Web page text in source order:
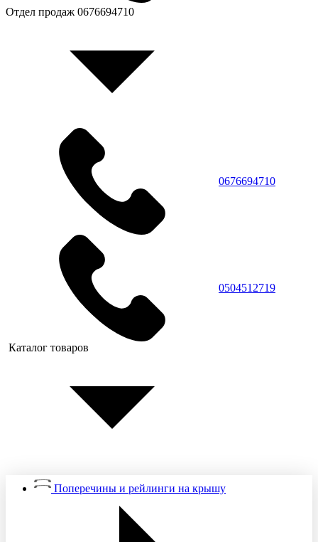
Отдел продаж 0676694710
0676694710
0504512719
Каталог товаров
Поперечины и рейлинги на крышу